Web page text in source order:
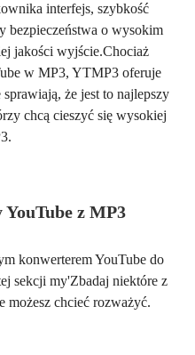
interfejs, szybkość
bezpieczeństwa o wysokim
jakości wyjście.Chociaż
w MP3, YTMP3 oferuje
że jest to najlepszy
chcą cieszyć się wysokiej
z MP3
konwerterem YouTube do
sekcji my'Zbadaj niektóre z
możesz chcieć rozważyć.